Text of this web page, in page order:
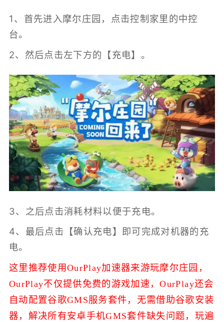
1、首先进入摩尔庄园，点击控制家里的中控
台。
2、然后点击左下方的【充电】。
3、之后点击消耗材料以便于充电。
4、最后点击【确认充电】即可完成对机器的充
电。
这里推荐使用OurPlay加速器来游玩摩尔庄园，
OurPlay不仅提供免费的游戏加速，OurPlay还会
自动配置谷歌GMS服务套件，无需借助谷歌安装
器，解决所有安卓手机GMS套件缺失问题，玩遍